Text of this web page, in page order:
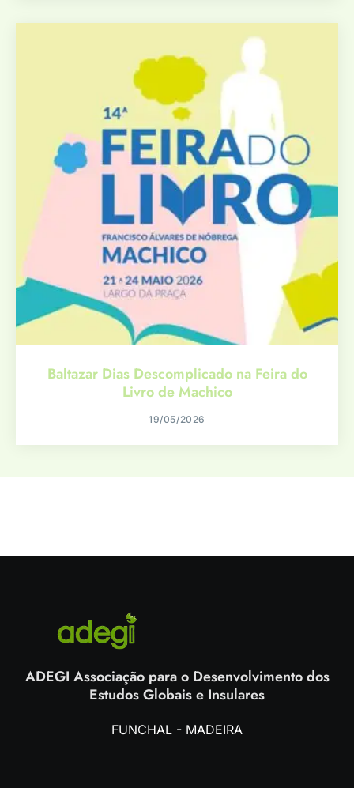
Baltazar Dias Descomplicado na Feira do
Livro de Machico
19/05/2026
ADEGI Associação para o Desenvolvimento dos
Estudos Globais e Insulares
FUNCHAL - MADEIRA